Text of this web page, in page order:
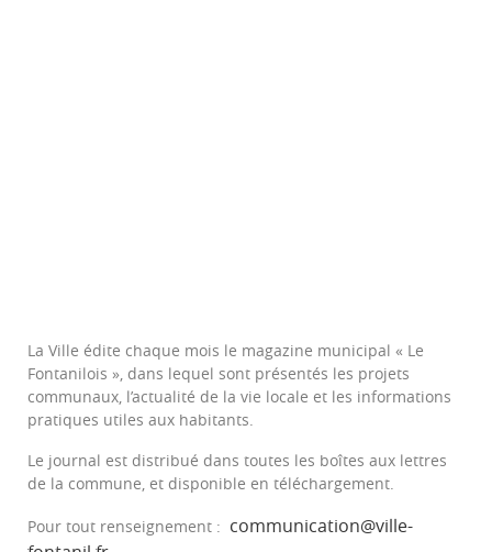
La Ville édite chaque mois le magazine municipal « Le
Fontanilois », dans lequel sont présentés les projets
communaux, l’actualité de la vie locale et les informations
pratiques utiles aux habitants.
Le journal est distribué dans toutes les boîtes aux lettres
de la commune, et disponible en téléchargement.
Pour tout renseignement : communication@ville-